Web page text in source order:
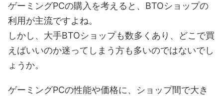
ゲーミングPCの購入を考えると、BTOショップの
利用が主流ですよね。
しかし、大手BTOショップも数多くあり、どこで買
えばいいのか迷ってしまう方も多いのではないでし
ょうか。
ゲーミングPCの性能や価格に、ショップ間で大き